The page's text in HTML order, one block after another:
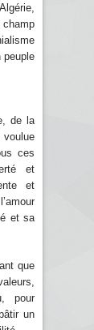
champ
peuple
de la
voulue
ces
et
et
et sa
que
pour
un